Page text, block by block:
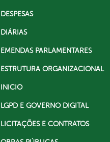
DESPESAS
DIÁRIAS
EMENDAS PARLAMENTARES
ESTRUTURA ORGANIZACIONAL
INICIO
LGPD E GOVERNO DIGITAL
LICITAÇÕES E CONTRATOS